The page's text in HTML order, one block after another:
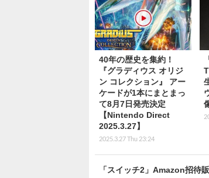
40年の歴史を集約！
『グラディウス オリジ
ン コレクション』 アー
ケードが1本にまとまっ
て8月7日発売決定
【Nintendo Direct
2025.3.27】
2025.3.27 Thu 23:24
「スイッチ2」Amazon招待